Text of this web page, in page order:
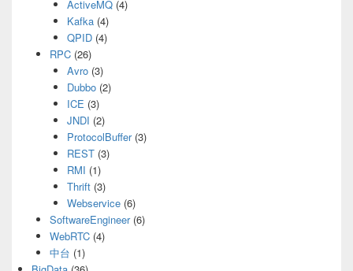
ActiveMQ (4)
Kafka (4)
QPID (4)
RPC(26)
Avro (3)
Dubbo (2)
ICE (3)
JNDI (2)
ProtocolBuffer(3)
REST (3)
RMI (1)
Thrift (3)
Webservice (6)
SoftwareEngineer(6)
WebRTC(4)
中台 (1)